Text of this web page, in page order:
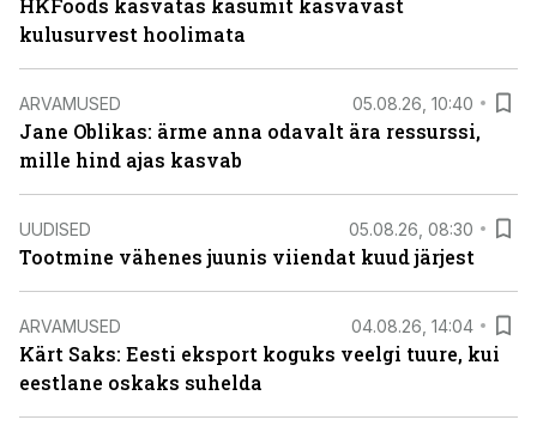
HKFoods kasvatas kasumit kasvavast
kulusurvest hoolimata
ARVAMUSED 05.08.26, 10:40
Jane Oblikas: ärme anna odavalt ära ressurssi,
mille hind ajas kasvab
UUDISED 05.08.26, 08:30
Tootmine vähenes juunis viiendat kuud järjest
ARVAMUSED 04.08.26, 14:04
Kärt Saks: Eesti eksport koguks veelgi tuure, kui
eestlane oskaks suhelda